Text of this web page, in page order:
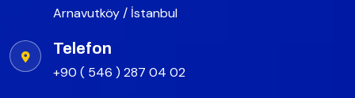
Arnavutköy / İstanbul
Telefon
+90 ( 546 ) 287 04 02